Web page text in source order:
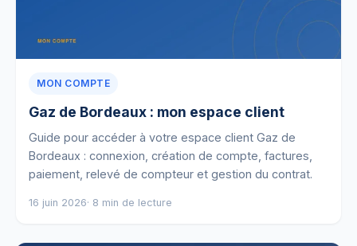
MON COMPTE
Gaz de Bordeaux : mon espace client
Guide pour accéder à votre espace client Gaz de
Bordeaux : connexion, création de compte, factures,
paiement, relevé de compteur et gestion du contrat.
16 juin 2026· 8 min de lecture